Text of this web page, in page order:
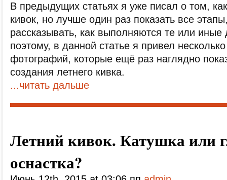
В предыдущих статьях я уже писал о том,
кивок, но лучше один раз показать все
рассказывать, как выполняются те или
поэтому, в данной статье я привел
фотографий, которые ещё раз наглядно
создания летнего кивка.
...читать дальше
Летний кивок. Катушка или
оснастка?